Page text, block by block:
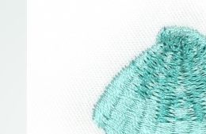
採用情報
お知らせ